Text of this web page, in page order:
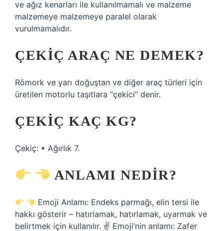
ve ağız kenarları ile kullanılmamalı ve malzeme
malzemeye malzemeye paralel olarak
vurulmamalıdır.
ÇEKIÇ ARAÇ NE DEMEK?
Römork ve yarı doğuştan ve diğer araç türleri için
üretilen motorlu taşıtlara “çekici” denir.
ÇEKIÇ KAÇ KG?
Çekiç: • Ağırlık 7.
ANLAMI NEDIR?
Emoji Anlamı: Endeks parmağı, elin tersi ile
hakkı gösterir – hatırlamak, hatırlamak, uyarmak ve
belirtmek için kullanılır. ✌ Emoji’nin anlamı: Zafer